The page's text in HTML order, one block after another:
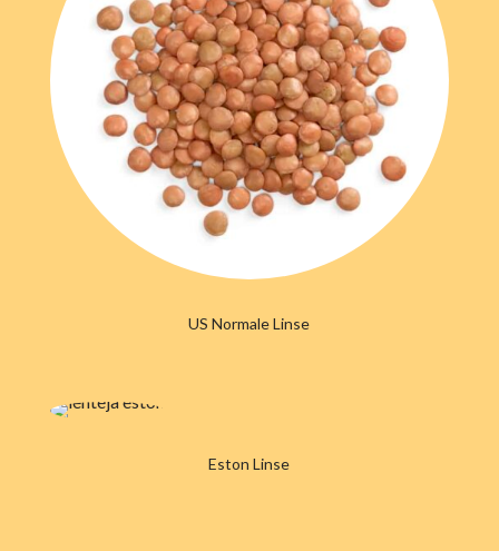
US Normale Linse
Eston Linse